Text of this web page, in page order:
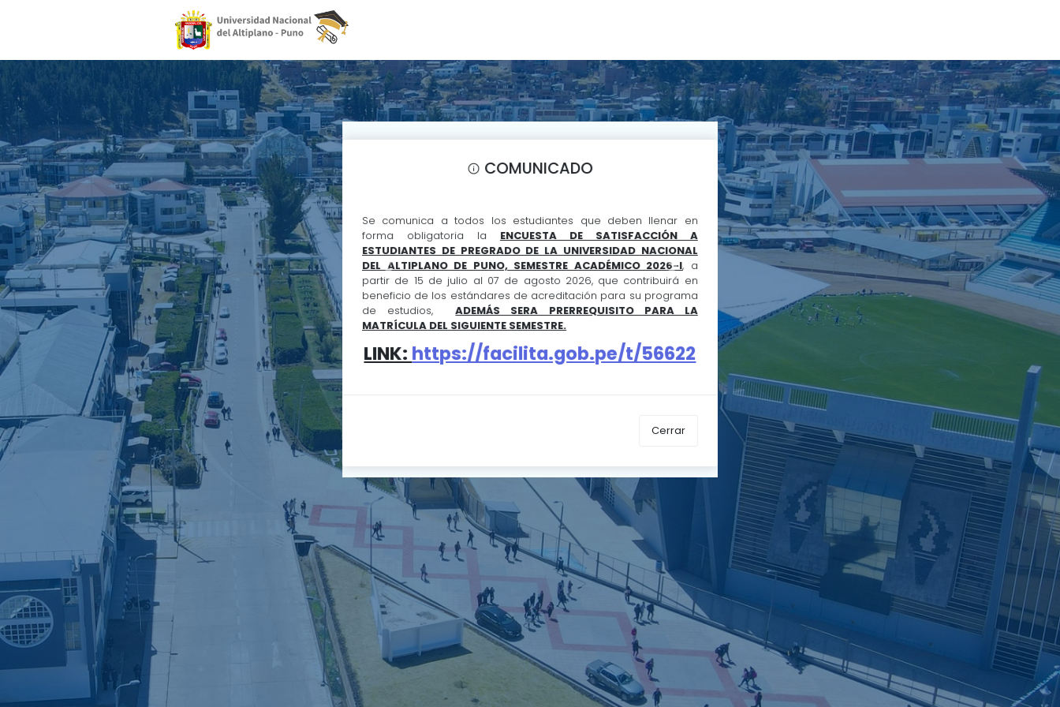
INTRANET
COMUNICADO
Se comunica a todos los estudiantes que deben llenar en
forma obligatoria la ENCUESTA DE SATISFACCIÓN A
ESTUDIANTES DE PREGRADO DE LA UNIVERSIDAD NACIONAL
DEL ALTIPLANO DE PUNO, SEMESTRE ACADÉMICO 2026-I, a
partir de 15 de julio al 07 de agosto 2026, que contribuirá en
beneficio de los estándares de acreditación para su programa
de estudios,ADEMÁS SERA PRERREQUISITO PARA LA
MATRÍCULA DEL SIGUIENTE SEMESTRE.
LINK:https://facilita.gob.pe/t/56622
Previous Next
Cerrar